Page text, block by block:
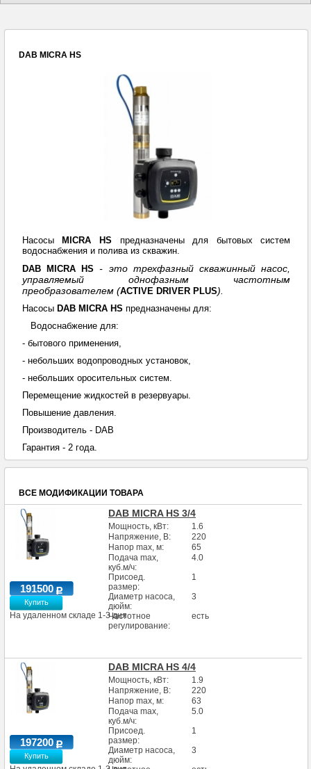
DAB MICRA HS
Насосы MICRA HS предназначены для бытовых систем
водоснабжения и полива из скважин.
DAB MICRA HS- это трехфазный скважинный насос,
управляемый однофазным частотным
преобразователем (ACTIVE DRIVER PLUS).
Насосы DAB MICRA HS предназначены для:
Водоснабжение для:
- бытового применения,
- небольших водопроводных установок,
- небольших оросительных систем.
Перемещение жидкостей в резервуары.
Повышение давления.
Производитель - DAB
Гарантия - 2 года.
ВСЕ МОДИФИКАЦИИ ТОВАРА
DAB MICRA HS 3/4
Мощность, кВт:
1.6
Напряжение, В:
220
Напор max, м:
65
Подача max,
куб.м/ч:
4.0
Присоед.
размер:
1
Диаметр насоса,
дюйм:
3
Частотное
регулирование:
есть
191500
Купить
На удаленном складе 1-3 дня
DAB MICRA HS 4/4
Мощность, кВт:
1.9
Напряжение, В:
220
Напор max, м:
63
Подача max,
куб.м/ч:
5.0
Присоед.
размер:
1
Диаметр насоса,
дюйм:
3
197200
Купить